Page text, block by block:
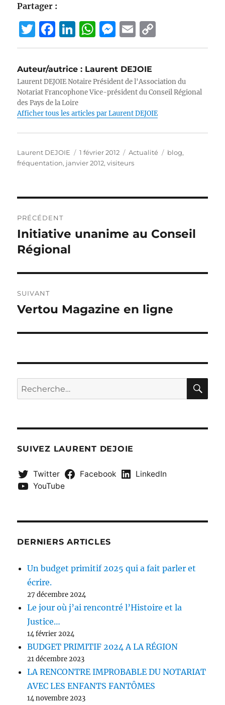
Partager :
T
w
it
te
r
F
a
c
e
b
o
Li
n
e
d
I
W
h
s
A
p
M
e
ss
e
n
g
E
m
ai
l
o
y
Li
n
Auteur/autrice : Laurent DEJOIE
Laurent DEJOIE Notaire Président de l'Association du
Notariat Francophone Vice-président du Conseil Régional
des Pays de la Loire
Afficher tous les articles par Laurent DEJOIE
Auteur
Laurent DEJOIE
Publié
le
1 février 2012 Catégories
Actualité Étiquettes
blog,
fréquentation, janvier 2012,visiteurs
de
l’article
PRÉCÉDENT
Publication
précédente :
Initiative unanime au Conseil
Régional
SUIVANT
Publication
Vertou Magazine en ligne
Recherche
pour :
SUIVEZ LAURENT DEJOIE
Twitter Facebook
LinkedIn
YouTube
DERNIERS ARTICLES
Un budget primitif 2025 qui a fait parler et
écrire.
27 décembre 2024
Le jour où j’ai rencontré l’Histoire et la
Justice…
14 février 2024
BUDGET PRIMITIF 2024 A LA RÉGION
21 décembre 2023
LA RENCONTRE IMPROBABLE DU NOTARIAT
AVEC LES ENFANTS FANTÔMES
14 novembre 2023